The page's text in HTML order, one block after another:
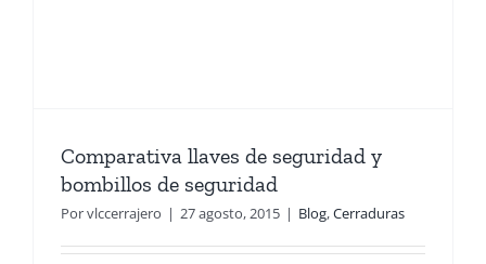
Comparativa llaves de seguridad y
bombillos de seguridad
Porvlccerrajero | 27 agosto, 2015 | Blog,Cerraduras